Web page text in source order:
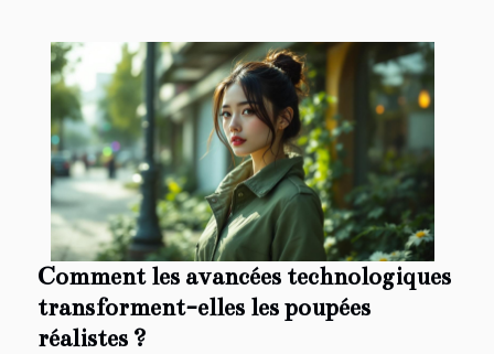
Comment les avancées technologiques
transforment-elles les poupées
réalistes ?